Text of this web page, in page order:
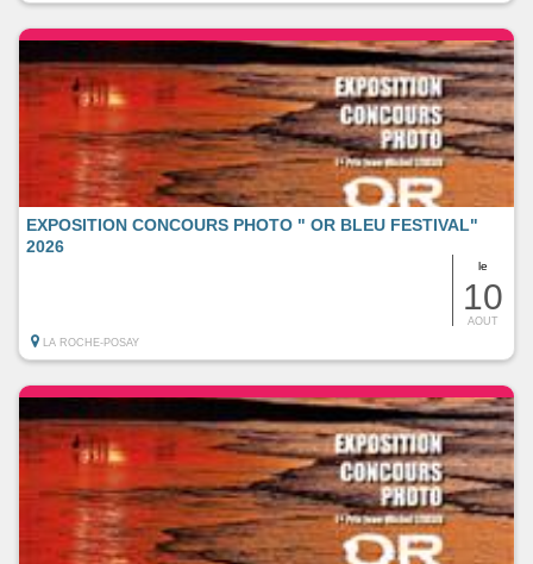
le
10
AOUT
EXPOSITION CONCOURS PHOTO " OR BLEU FESTIVAL"
2026
LA ROCHE-POSAY